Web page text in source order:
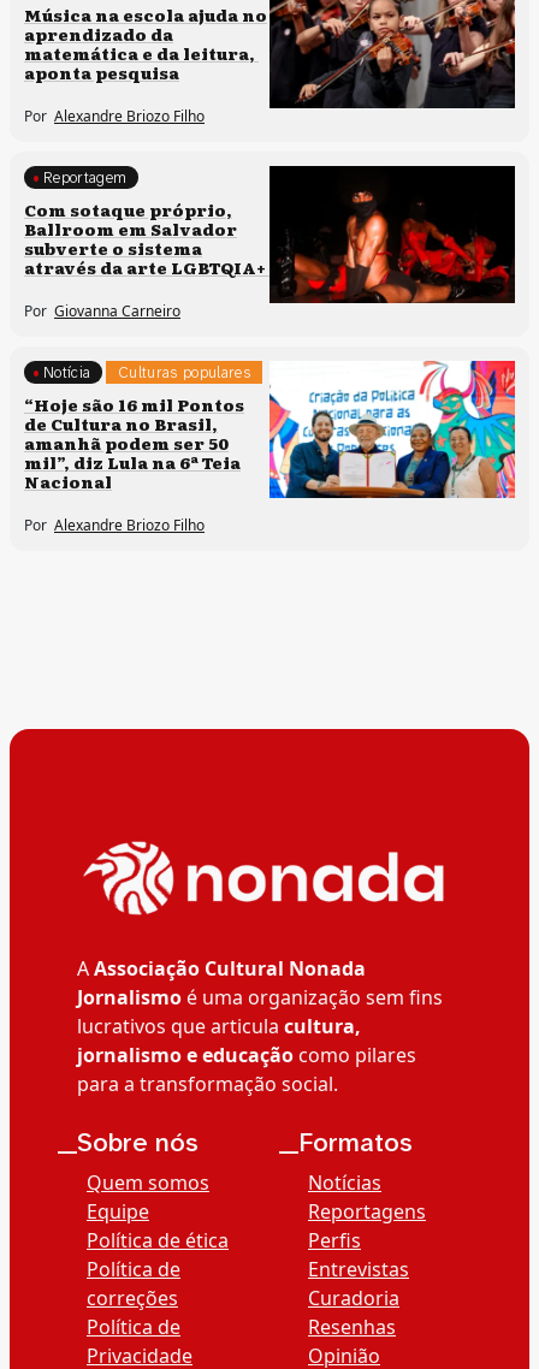
Música na escola ajuda no
aprendizado da
matemática e da leitura,
aponta pesquisa
Por Alexandre Briozo Filho
Direitos humanos
Processos artísticos
Reportagem
Com sotaque próprio,
Ballroom em Salvador
subverte o sistema
através da arte LGBTQIA+
Por Giovanna Carneiro
Culturas populares
Notícia
Políticas culturais
“Hoje são 16 mil Pontos
de Cultura no Brasil,
amanhã podem ser 50
mil”, diz Lula na 6ª Teia
Nacional
Por Alexandre Briozo Filho
AAssociação Cultural Nonada
Jornalismoé uma organização sem fins
lucrativos que articula cultura,
jornalismo e educaçãocomo pilares
para a transformação social.
__Sobre nós
Quem somos
Equipe
Política de ética
Política de
correções
Política de
Privacidade
__Formatos
Notícias
Reportagens
Perfis
Entrevistas
Curadoria
Resenhas
Opinião